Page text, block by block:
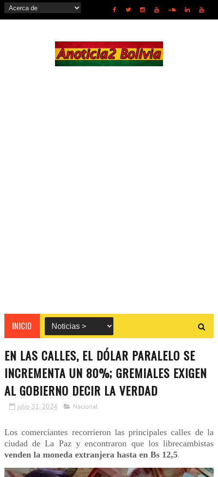
INICIO
EN LAS CALLES, EL DÓLAR PARALELO SE
INCREMENTA UN 80%; GREMIALES EXIGEN
AL GOBIERNO DECIR LA VERDAD
julio 31, 2024 Nacional
Los comerciantes recorrieron las principales calles de la
ciudad de La Paz y encontraron que los librecambistas
venden la moneda extranjera hasta en Bs 12,5.